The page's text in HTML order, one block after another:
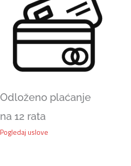
Odloženo plaćanje
na 12 rata
Pogledaj uslove